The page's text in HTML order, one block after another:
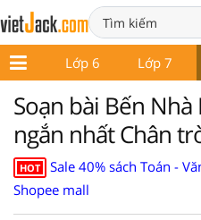
5 Lớp 6 Lớp 7
Soạn bài Bến Nhà
ngắn nhất Chân
HOT
Sale 40% sách Toán -
Shopee mall